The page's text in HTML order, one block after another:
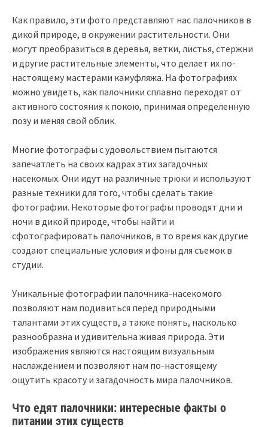
Как правило, эти фото представляют нас палочников в
дикой природе, в окружении растительности. Они
могут преобразиться в деревья, ветки, листья, стержни
и другие растительные элементы, что делает их по-
настоящему мастерами камуфляжа. На фотографиях
можно увидеть, как палочники сплавно переходят от
активного состояния к покою, принимая определенную
позу и меняя свой облик.
Многие фотографы с удовольствием пытаются
запечатлеть на своих кадрах этих загадочных
насекомых. Они идут на различные трюки и используют
разные техники для того, чтобы сделать такие
фотографии. Некоторые фотографы проводят дни и
ночи в дикой природе, чтобы найти и
сфотографировать палочников, в то время как другие
создают специальные условия и фоны для съемок в
студии.
Уникальные фотографии палочника-насекомого
позволяют нам подивиться перед природными
талантами этих существ, а также понять, насколько
разнообразна и удивительна живая природа. Эти
изображения являются настоящим визуальным
наслаждением и позволяют нам по-настоящему
ощутить красоту и загадочность мира палочников.
Что едят палочники: интересные факты о
питании этих существ